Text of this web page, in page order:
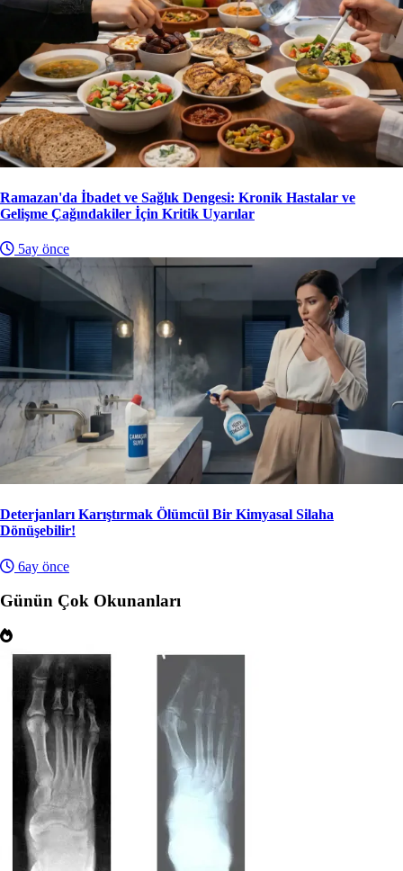
Ramazan'da İbadet ve Sağlık Dengesi: Kronik Hastalar ve
Gelişme Çağındakiler İçin Kritik Uyarılar
5ay önce
Deterjanları Karıştırmak Ölümcül Bir Kimyasal Silaha
Dönüşebilir!
6ay önce
Günün Çok Okunanları